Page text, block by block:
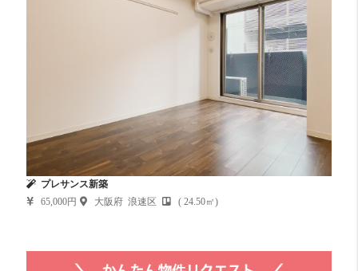
プレサンス新築
65,000円
大阪府 浪速区 ( 24.50㎡)